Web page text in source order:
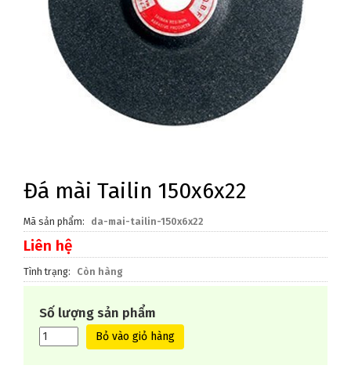
Đá mài Tailin 150x6x22
Mã sản phẩm da-mai-tailin-150x6x22
Liên hệ
Tình trạng Còn hàng
Số lượng sản phẩm
Bỏ vào giỏ hàng